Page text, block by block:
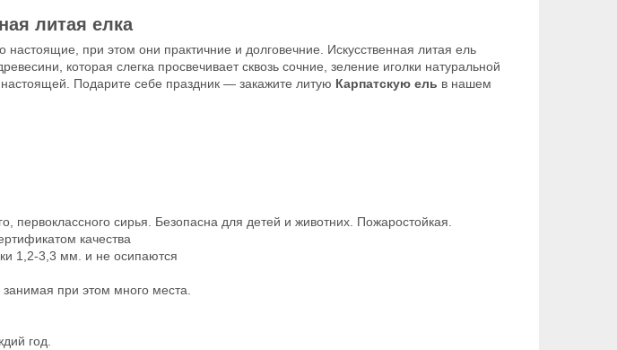
литая елка
при этом они практичние и долговечние. Искусственная литая ель
которая слегка просвечивает сквозь сочние, зеление иголки натуральной
Подарите себе праздник ― закажите литую Карпатскую ель в нашем
первоклассного сирья. Безопасна для детей и животних. Пожаростойкая.
качества
1,2-3,3 мм. и не осипаются
при этом много места.
год.